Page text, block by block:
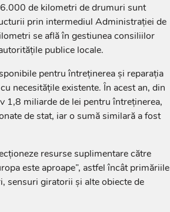
de kilometri de drumuri sunt
prin intermediul Administrației de
se află în gestiunea consiliilor
publice locale.
pentru întreținerea și reparația
necesitățile existente. În acest an, din
1,8 miliarde de lei pentru întreținerea,
de stat, iar o sumă similară a fost
resurse suplimentare către
este aproape”, astfel încât primăriile
sensuri giratorii și alte obiecte de